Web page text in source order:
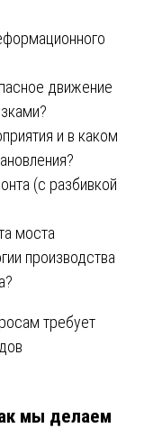
движение
и в каком
(с разбивкой
моста
производства
требует
мы делаем